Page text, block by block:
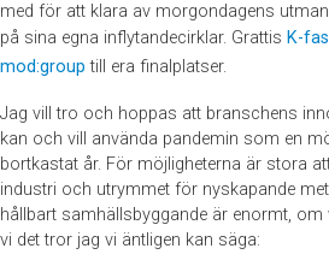
med för att klara av morgondagens
på sina egna inflytandecirklar. Grattis K-
mod:group till era finalplatser.
Jag vill tro och hoppas att branschens
kan och vill använda pandemin som en
bortkastat år. För möjligheterna är stora
industri och utrymmet för nyskapande
hållbart samhällsbyggande är enormt,
vi det tror jag vi äntligen kan säga: